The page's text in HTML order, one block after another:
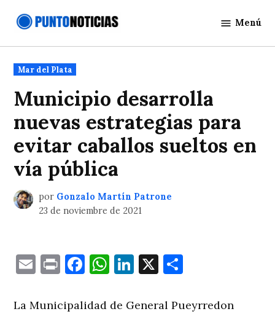
Noticias
Menú
Publicado
en
Mar del Plata
Municipio desarrolla
nuevas estrategias para
evitar caballos sueltos en
vía pública
por Gonzalo Martín Patrone
23 de noviembre de 2021
EmailPrintFacebook
WhatsApp
LinkedIn
X
La Municipalidad de General Pueyrredon